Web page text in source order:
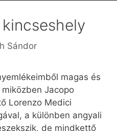
Sándor
magas és
Jacopo
Lorenzo Medici
a különben angyali
de mindkettő